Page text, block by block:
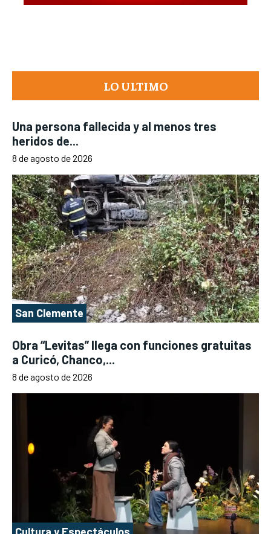
LO ULTIMO
Una persona fallecida y al menos tres
heridos de...
8 de agosto de 2026
San Clemente
Obra “Levitas” llega con funciones gratuitas
a Curicó, Chanco,...
8 de agosto de 2026